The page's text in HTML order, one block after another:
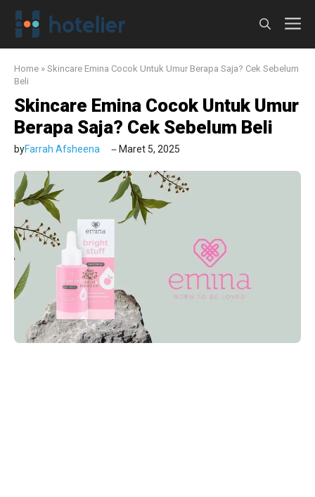
Langsung
Home » Skincare Emina Cocok Untuk Umur Berapa Saja? Cek Sebelum
Beli
Skincare Emina Cocok Untuk Umur
Berapa Saja? Cek Sebelum Beli
byFarrah Afsheena Maret 5, 2025